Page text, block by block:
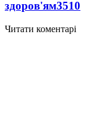
здоров'ям3510
Читати коментарі